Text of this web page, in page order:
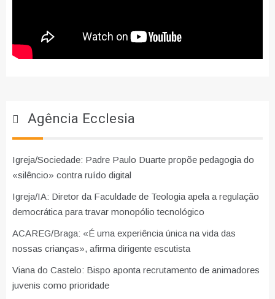
Agência Ecclesia
Igreja/Sociedade: Padre Paulo Duarte propõe pedagogia do
«silêncio» contra ruído digital
Igreja/IA: Diretor da Faculdade de Teologia apela a regulação
democrática para travar monopólio tecnológico
ACAREG/Braga: «É uma experiência única na vida das
nossas crianças», afirma dirigente escutista
Viana do Castelo: Bispo aponta recrutamento de animadores
juvenis como prioridade